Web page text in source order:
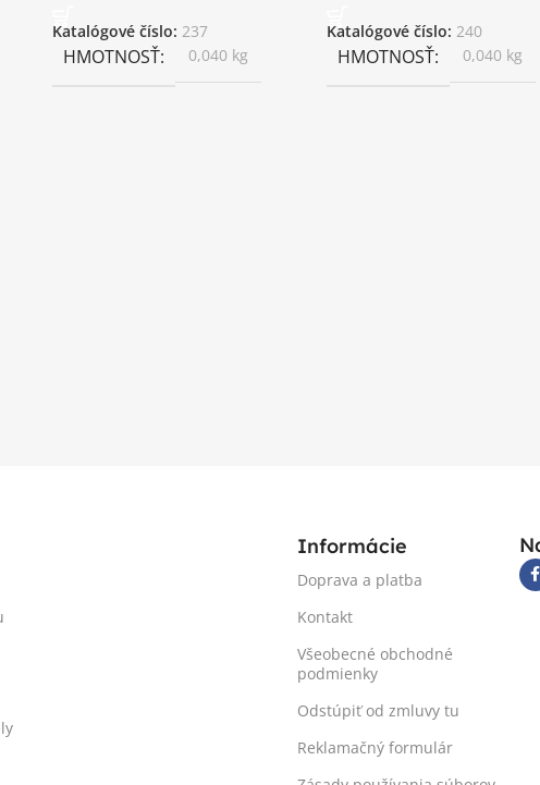
Katalógové číslo: 237
HMOTNOSŤ 0,040 kg
Katalógové číslo:240
HMOTNOSŤ 0,040 kg
Informácie
Doprava a platba
Kontakt
Všeobecné obchodné
podmienky
Odstúpiť od zmluvy tu
Reklamačný formulár